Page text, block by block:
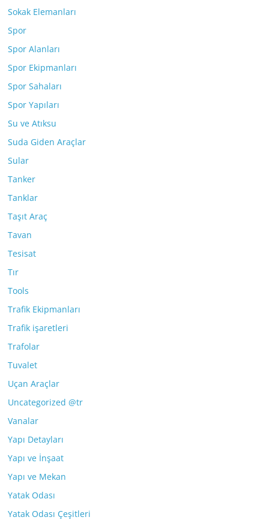
Sokak Elemanları
Spor
Spor Alanları
Spor Ekipmanları
Spor Sahaları
Spor Yapıları
Su ve Atıksu
Suda Giden Araçlar
Sular
Tanker
Tanklar
Taşıt Araç
Tavan
Tesisat
Tır
Tools
Trafik Ekipmanları
Trafik işaretleri
Trafolar
Tuvalet
Uçan Araçlar
Uncategorized @tr
Vanalar
Yapı Detayları
Yapı ve İnşaat
Yapı ve Mekan
Yatak Odası
Yatak Odası Çeşitleri